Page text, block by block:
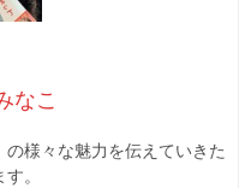
なこ
の様々な魅力を伝えていきた
。